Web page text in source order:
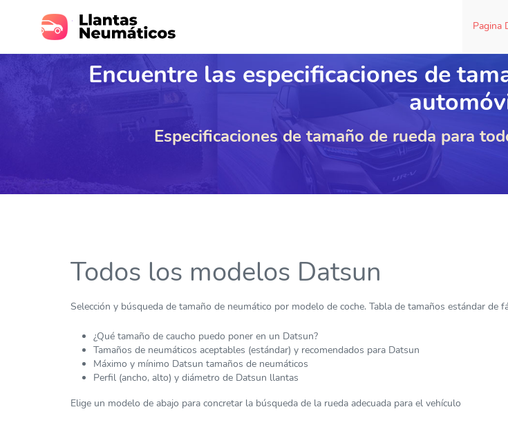
Pagina
Encuentre las especificaciones de
Especificaciones de tamaño de rueda para
Todos los modelos Datsun
Selección y búsqueda de tamaño de neumático por modelo de coche. Tabla de tamaños estándar de
¿Qué tamaño de caucho puedo poner en un Datsun?
Tamaños de neumáticos aceptables (estándar) y recomendados para Datsun
Máximo y mínimo Datsun tamaños de neumáticos
Perfil (ancho, alto) y diámetro de Datsun llantas
Elige un modelo de abajo para concretar la búsqueda de la rueda adecuada para el vehículo